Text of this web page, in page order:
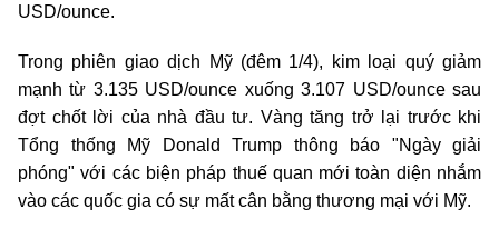
USD/ounce.
Trong phiên giao dịch Mỹ (đêm 1/4), kim loại quý giảm
mạnh từ 3.135 USD/ounce xuống 3.107 USD/ounce sau
đợt chốt lời của nhà đầu tư. Vàng tăng trở lại trước khi
Tổng thống Mỹ Donald Trump thông báo "Ngày giải
phóng" với các biện pháp thuế quan mới toàn diện nhắm
vào các quốc gia có sự mất cân bằng thương mại với Mỹ.